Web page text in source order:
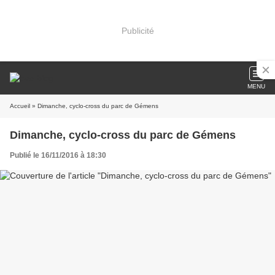
Publicité
MENU
Accueil » Dimanche, cyclo-cross du parc de Gémens
Dimanche, cyclo-cross du parc de Gémens
Publié le 16/11/2016 à 18:30